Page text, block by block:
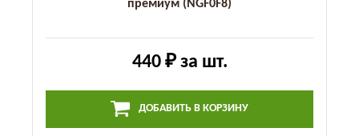
премиум (NGF0F8)
440 ₽за шт.
ДОБАВИТЬ В КОРЗИНУ